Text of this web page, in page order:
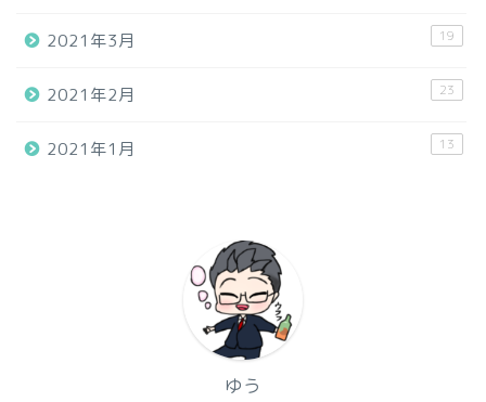
2021年3月 19
2021年2月 23
2021年1月 13
ゆう